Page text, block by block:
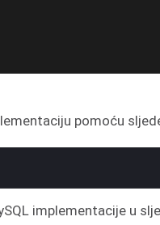
pomoću
implementacije u